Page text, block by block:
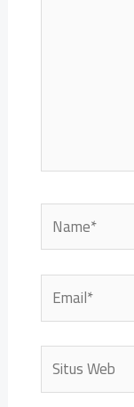
Name*
Email*
Situs
Web